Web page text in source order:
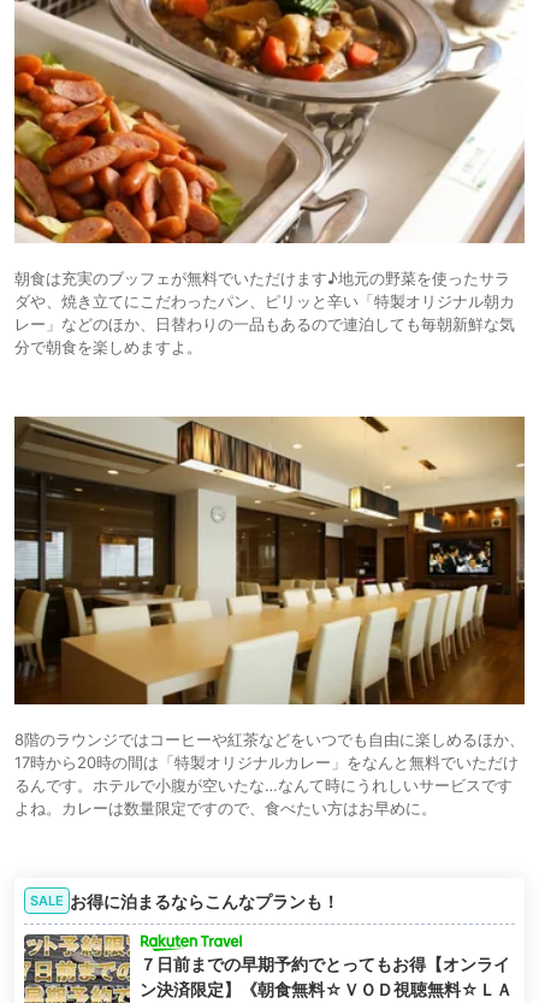
朝食は充実のブッフェが無料でいただけます♪地元の野菜を使ったサラ
ダや、焼き立てにこだわったパン、ピリッと辛い「特製オリジナル朝カ
レー」などのほか、日替わりの一品もあるので連泊しても毎朝新鮮な気
分で朝食を楽しめますよ。
8階のラウンジではコーヒーや紅茶などをいつでも自由に楽しめるほか、
17時から20時の間は「特製オリジナルカレー」をなんと無料でいただけ
るんです。ホテルで小腹が空いたな…なんて時にうれしいサービスです
よね。カレーは数量限定ですので、食べたい方はお早めに。
SALE お得に泊まるならこんなプランも！
７日前までの早期予約でとってもお得【オンライ
ン決済限定】《朝食無料☆ＶＯＤ視聴無料☆ＬＡ